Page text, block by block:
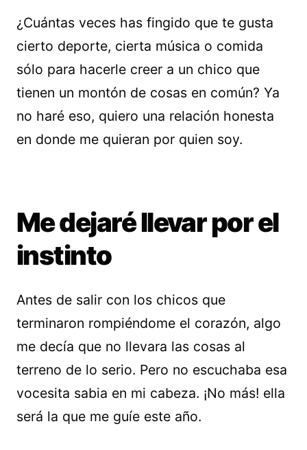
¿Cuántas veces has fingido que te gusta
cierto deporte, cierta música o comida
sólo para hacerle creer a un chico que
tienen un montón de cosas en común? Ya
no haré eso, quiero una relación honesta
en donde me quieran por quien soy.
Me dejaré llevar por el
instinto
Antes de salir con los chicos que
terminaron rompiéndome el corazón, algo
me decía que no llevara las cosas al
terreno de lo serio. Pero no escuchaba esa
vocesita sabia en mi cabeza. ¡No más! ella
será la que me guíe este año.